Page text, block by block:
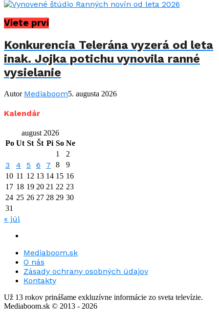
Viete prví
Konkurencia Telerána vyzerá od leta
inak. Jojka potichu vynovila ranné
vysielanie
Autor Mediaboom5. augusta 2026
Kalendár
august 2026
Po Ut St Št Pi So Ne
1
2
3 4 5 6 7 8
9
10 11 12 13 14 15 16
17 18 19 20 21 22 23
24 25 26 27 28 29 30
31
« júl
Mediaboom.sk
O nás
Zásady ochrany osobných údajov
Kontakty
Už 13 rokov prinášame exkluzívne informácie zo sveta televízie.
Mediaboom.sk © 2013 - 2026